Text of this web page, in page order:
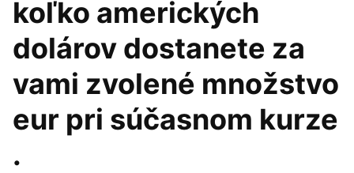
koľko amerických
dolárov dostanete za
vami zvolené množstvo
eur pri súčasnom kurze
.